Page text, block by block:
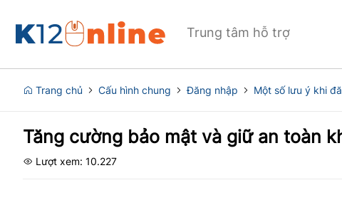
Trung tâm hỗ trợ
Trang chủ Cấu hình chung Đăng nhập Một số lưu ý khi
Tăng cường bảo mật và giữ an toàn
Lượt xem: 10.227